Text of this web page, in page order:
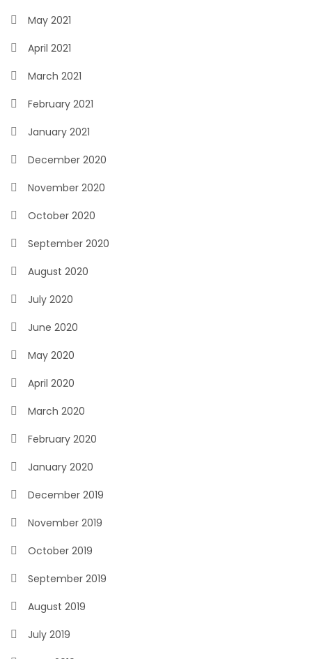
May 2021
April 2021
March 2021
February 2021
January 2021
December 2020
November 2020
October 2020
September 2020
August 2020
July 2020
June 2020
May 2020
April 2020
March 2020
February 2020
January 2020
December 2019
November 2019
October 2019
September 2019
August 2019
July 2019